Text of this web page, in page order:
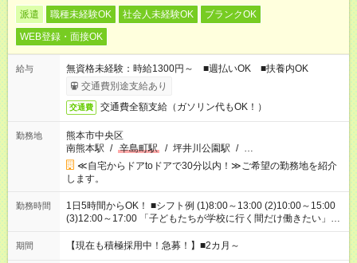
派遣 職種未経験OK 社会人未経験OK
ブランクOK
WEB登録・面接OK
給与
無資格未経験：時給1300円～ ■週払いOK ■扶養内OK
交通費別途支給あり
交通費 交通費全額支給（ガソリン代もOK！）
勤務地
熊本市中央区
南熊本駅 / 辛島町駅 / 坪井川公園駅 / …
≪自宅からドアtoドアで30分以内！≫ご希望の勤務地を紹介
します。
勤務時間
1日5時間からOK！ ■シフト例 (1)8:00～13:00 (2)10:00～15:00
(3)12:00～17:00 「子どもたちが学校に行く間だけ働きたい」
「余裕を持って夕飯の準備がしたい」 「午前中は働いて、午後
はプライベートの時間にしたい」 など、ご希望を教えてくださ
期間 【現在も積極採用中！急募！】■2カ月～